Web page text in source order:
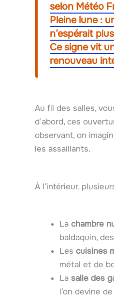
selon Météo
Pleine lune :
n’espérait plus
Ce signe vit
renouveau
Au fil des salles,
d’abord, ces
observant, on
les assaillants.
À l’intérieur,
La chambre
baldaquin,
Les cuisines
métal et de
La salle des
l’on devine